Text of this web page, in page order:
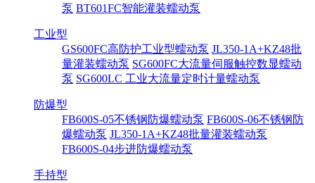
泵 BT601FC智能灌装蠕动泵
工业型
GS600FC高防护工业型蠕动泵 JL350-1A+KZ48批
量灌装蠕动泵 SG600FC大流量伺服触控数显蠕动
泵 SG600LC 工业大流量定时计量蠕动泵
防爆型
FB600S-05不锈钢防爆蠕动泵 FB600S-06不锈钢防
爆蠕动泵 JL350-1A+KZ48批量灌装蠕动泵
FB600S-04步进防爆蠕动泵
手持型